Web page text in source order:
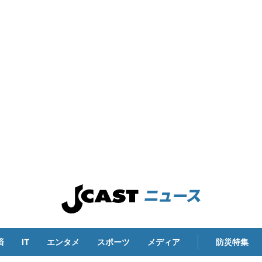
IT エンタメ スポーツ メディア 防災特集